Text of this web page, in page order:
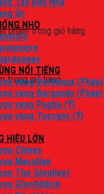
phẩm trong giỏ hàng.
trong giỏ hàng.
Úc
NHO
NỔI TIẾNG
vang Bordeaux (Pháp)
vang Burgundy (Pháp)
vang Puglia (Ý)
vang Tuscany (Ý)
HIỆU LỚN
Chivas
Macallan
The Glenlivet
Glenfiddich